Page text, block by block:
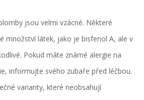
jsou velmi vzácné. Některé
množství látek, jako je bisfenol A, ale v
Pokud máte známé alergie na
informujte svého zubaře před léčbou.
varianty, které neobsahují